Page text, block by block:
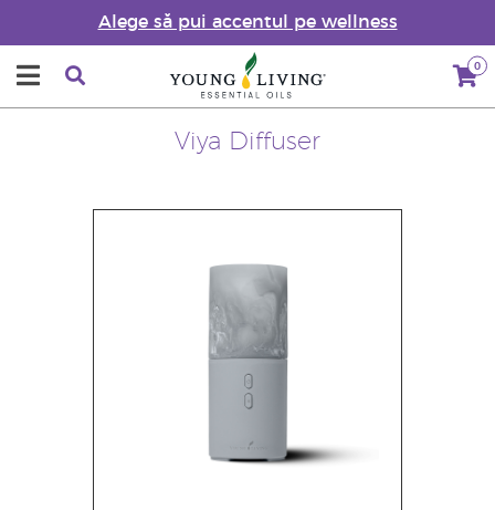
Alege să pui accentul pe wellness
0
Viya Diffuser